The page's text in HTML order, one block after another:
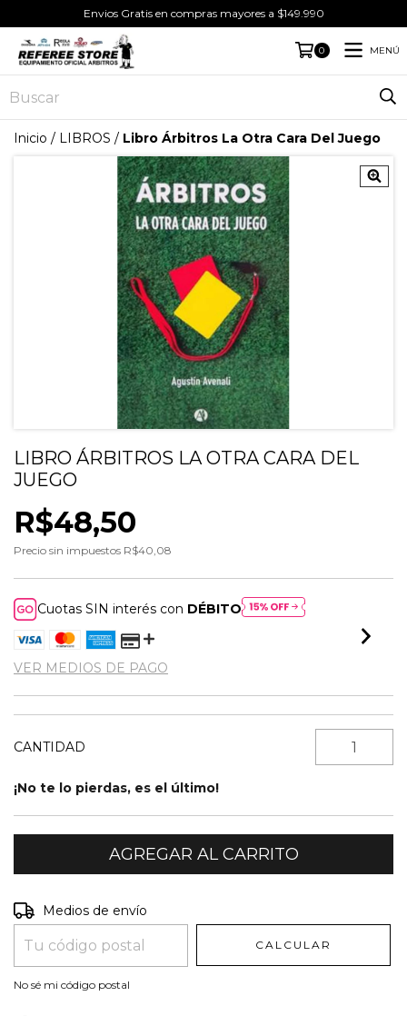
Envios Gratis en compras mayores a $149.990
0 MENÚ
Inicio / LIBROS / Libro Árbitros La Otra Cara Del Juego
LIBRO ÁRBITROS LA OTRA CARA DEL
JUEGO
R$48,50
Precio sin impuestos R$40,08
Cuotas SIN interés con DÉBITO
VER MEDIOS DE PAGO
CANTIDAD
¡No te lo pierdas, es el último!
Entregas para el CP:
Medios de envío
CALCULAR
No sé mi código postal